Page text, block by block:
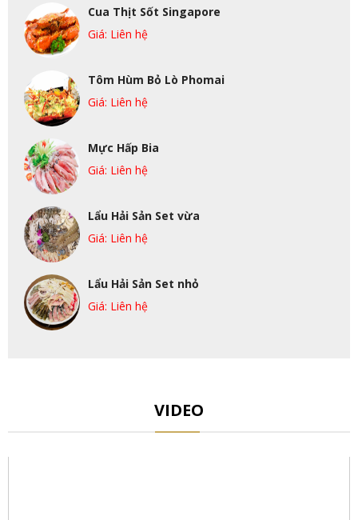
Cua Thịt Sốt Singapore
Giá: Liên hệ
Tôm Hùm Bỏ Lò Phomai
Giá: Liên hệ
Mực Hấp Bia
Giá: Liên hệ
Lẩu Hải Sản Set vừa
Giá: Liên hệ
Lẩu Hải Sản Set nhỏ
Giá: Liên hệ
VIDEO